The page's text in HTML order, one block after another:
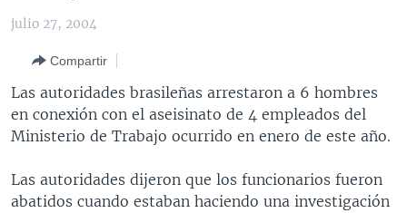
principal
Salte
búsqueda
COLOMBIA
CHILE
ECUADOR
COSTA RICA
EL SALVADOR
GUATEMALA
HONDURAS
OTRAS SECCIONES
INMIGRACIÓN
LIBERTAD DE PRENSA
MUNDO
ESPECIALES DE LA VOA
LIBERTAD DE PRENSA
UCRANIA
julio 27, 2004
Compartir
Las autoridades brasileñas arrestaron a 6 hombres
en conexión con el aseisinato de 4 empleados del
Ministerio de Trabajo ocurrido en enero de este año.
Las autoridades dijeron que los funcionarios fueron
abatidos cuando estaban haciendo una investigación